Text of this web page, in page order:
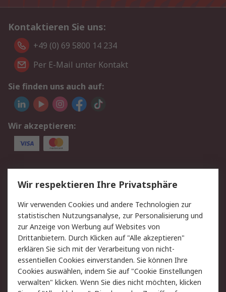
Kontaktieren Sie uns:
+49 (0) 69 5800 14 234
Per E-Mail unter Kontakt
Sie finden uns auch auf:
Wir akzeptieren:
Service
Value Added Services
Lieferlösungen
Rücksendungen
Kontakt
Hilfe
Privatkunden
Rechtliches
AGB
Datenschutz
Cookie-Richtlinie
Zahlungsbedingungen
Wir respektieren Ihre Privatsphäre
Wir verwenden Cookies und andere Technologien zur
statistischen Nutzungsanalyse, zur Personalisierung und
zur Anzeige von Werbung auf Websites von
Drittanbietern. Durch Klicken auf "Alle akzeptieren"
erklären Sie sich mit der Verarbeitung von nicht-
essentiellen Cookies einverstanden. Sie können Ihre
Cookies auswählen, indem Sie auf "Cookie Einstellungen
verwalten" klicken. Wenn Sie dies nicht möchten, klicken